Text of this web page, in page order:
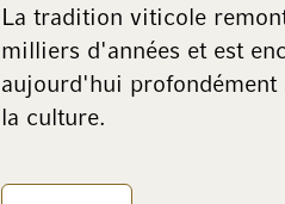
La tradition viticole
milliers d'années et est
aujourd'hui profondément
la culture.